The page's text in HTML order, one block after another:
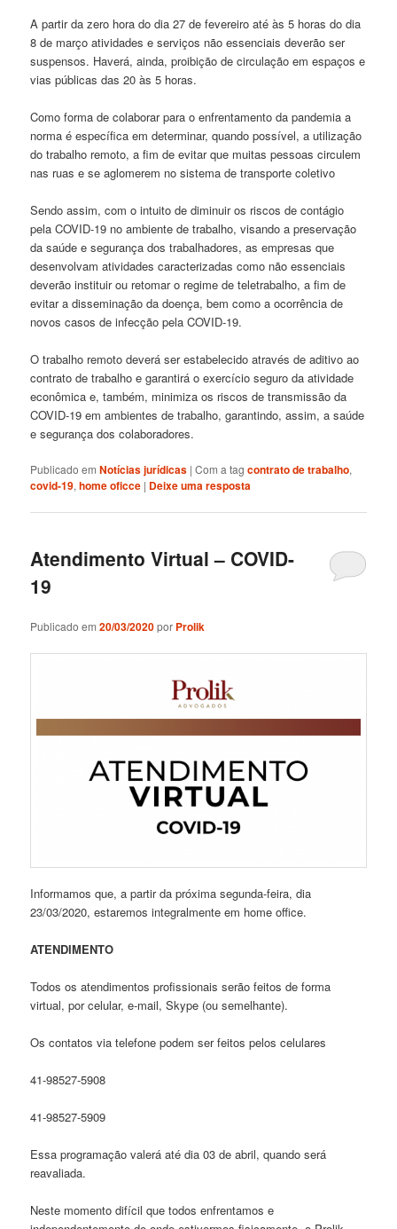
A partir da zero hora do dia 27 de fevereiro até às 5 horas do dia
8 de março atividades e serviços não essenciais deverão ser
suspensos. Haverá, ainda, proibição de circulação em espaços e
vias públicas das 20 às 5 horas.
Como forma de colaborar para o enfrentamento da pandemia a
norma é específica em determinar, quando possível, a utilização
do trabalho remoto, a fim de evitar que muitas pessoas circulem
nas ruas e se aglomerem no sistema de transporte coletivo
Sendo assim, com o intuito de diminuir os riscos de contágio
pela COVID-19 no ambiente de trabalho, visando a preservação
da saúde e segurança dos trabalhadores, as empresas que
desenvolvam atividades caracterizadas como não essenciais
deverão instituir ou retomar o regime de teletrabalho, a fim de
evitar a disseminação da doença, bem como a ocorrência de
novos casos de infecção pela COVID-19.
O trabalho remoto deverá ser estabelecido através de aditivo ao
contrato de trabalho e garantirá o exercício seguro da atividade
econômica e, também, minimiza os riscos de transmissão da
COVID-19 em ambientes de trabalho, garantindo, assim, a saúde
e segurança dos colaboradores.
Publicado em Notícias jurídicas |Com a tagcontrato de trabalho,
covid-19,home oficce | Deixe uma resposta
Atendimento Virtual – COVID-
19
Publicado em20/03/2020por Prolik
Informamos que, a partir da próxima segunda-feira, dia
23/03/2020, estaremos integralmente em home office.
ATENDIMENTO
Todos os atendimentos profissionais serão feitos de forma
virtual, por celular, e-mail, Skype (ou semelhante).
Os contatos via telefone podem ser feitos pelos celulares
41-98527-5908
41-98527-5909
Essa programação valerá até dia 03 de abril, quando será
reavaliada.
Neste momento difícil que todos enfrentamos e